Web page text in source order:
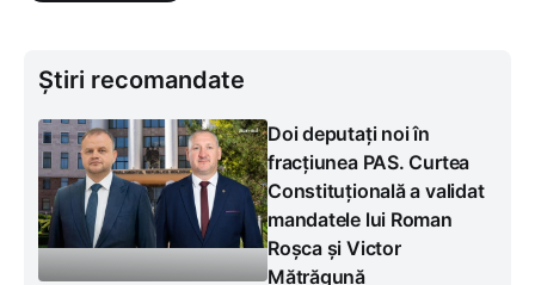
Știri recomandate
Doi deputați noi în
fracțiunea PAS. Curtea
Constituțională a validat
mandatele lui Roman
Roșca și Victor
Mătrăgună